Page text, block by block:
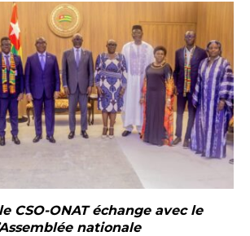
CSO-ONAT échange avec le
nationale